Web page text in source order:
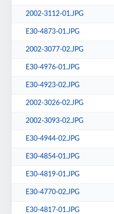
2002-3112-01.JPG
E30-4873-01.JPG
2002-3077-02.JPG
E30-4976-01.JPG
E30-4923-02.JPG
2002-3026-02.JPG
2002-3093-02.JPG
E30-4944-02.JPG
E30-4854-01.JPG
E30-4819-01.JPG
E30-4770-02.JPG
E30-4817-01.JPG